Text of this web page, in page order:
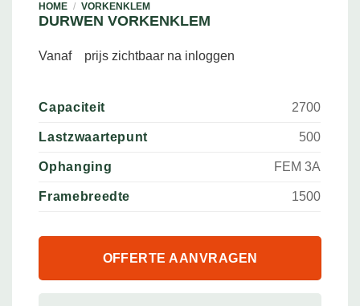
HOME / VORKENKLEM
DURWEN VORKENKLEM
Vanaf prijs zichtbaar na inloggen
Capaciteit 2700
Lastzwaartepunt 500
Ophanging FEM 3A
Framebreedte 1500
OFFERTE AANVRAGEN